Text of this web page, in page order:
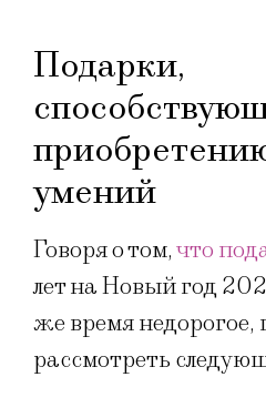
Подарки,
умений
Говоря о том,что
лет на Новый год
же время недорогое,
рассмотреть